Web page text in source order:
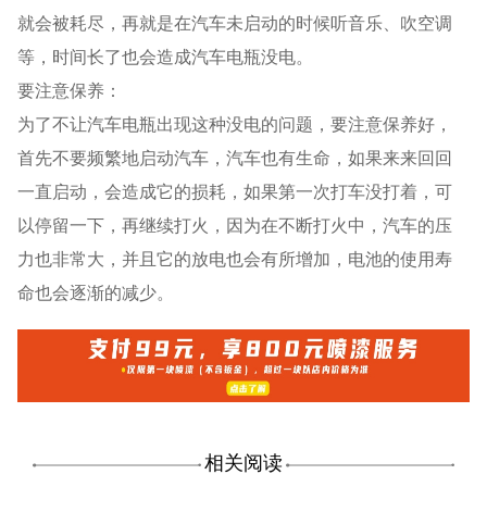
就会被耗尽，再就是在汽车未启动的时候听音乐、吹空调
等，时间长了也会造成汽车电瓶没电。
要注意保养：
为了不让汽车电瓶出现这种没电的问题，要注意保养好，
首先不要频繁地启动汽车，汽车也有生命，如果来来回回
一直启动，会造成它的损耗，如果第一次打车没打着，可
以停留一下，再继续打火，因为在不断打火中，汽车的压
力也非常大，并且它的放电也会有所增加，电池的使用寿
命也会逐渐的减少。
相关阅读